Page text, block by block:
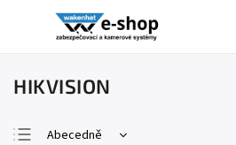
HIKVISION
Abecedně